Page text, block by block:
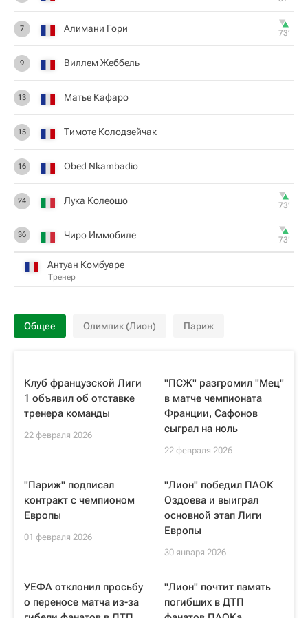
7 Алимани Гори 73‎’‎
9 Виллем Жеббель
13 Матье Кафаро
15 Тимоте Колодзейчак
16 Obed Nkambadio
24 Лука Колеошо 73‎’‎
36 Чиро Иммобиле 73‎’‎
Антуан Комбуаре
Тренер
Общее Олимпик (Лион) Париж
Клуб французской Лиги
1 объявил об отставке
тренера команды
22 февраля 2026
"ПСЖ" разгромил "Мец"
в матче чемпионата
Франции, Сафонов
сыграл на ноль
22 февраля 2026
"Париж" подписал
контракт с чемпионом
Европы
01 февраля 2026
"Лион" победил ПАОК
Оздоева и выиграл
основной этап Лиги
Европы
30 января 2026
УЕФА отклонил просьбу
о переносе матча из-за
"Лион" почтит память
погибших в ДТП